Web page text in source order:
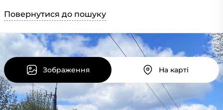
Повернутися до пошуку
Зображення На карті